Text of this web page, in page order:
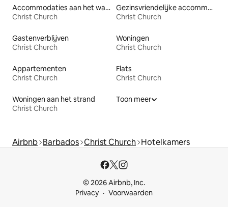
Accommodaties aan het water
Christ Church
Gezinsvriendelijke accommodaties
Christ Church
Gastenverblijven
Christ Church
Woningen
Christ Church
Appartementen
Christ Church
Flats
Christ Church
Woningen aan het strand
Christ Church
Toon meer
Airbnb Barbados Christ Church Hotelkamers
© 2026 Airbnb, Inc.
Privacy
Voorwaarden